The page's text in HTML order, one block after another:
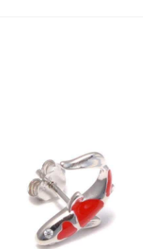
Versandkosten
RHODINIERT